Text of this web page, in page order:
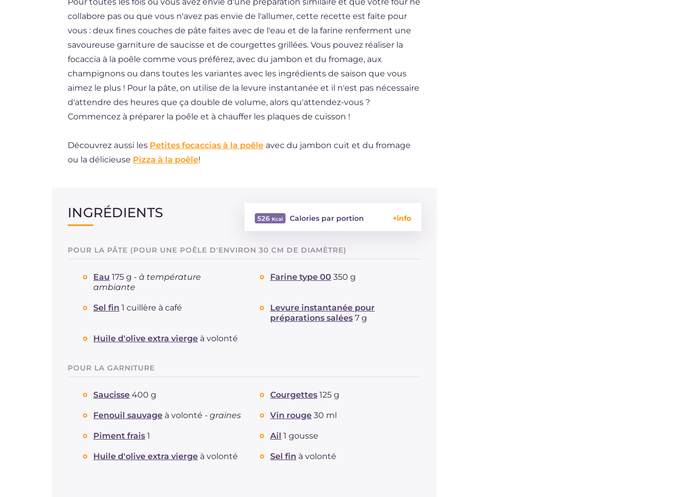
collabore pas ou que vous n'avez pas envie de l'allumer, cette recette est faite pour
vous : deux fines couches de pâte faites avec de l'eau et de la farine renferment une
savoureuse garniture de saucisse et de courgettes grillées. Vous pouvez réaliser la
focaccia à la poêle comme vous préférez, avec du jambon et du fromage, aux
champignons ou dans toutes les variantes avec les ingrédients de saison que vous
aimez le plus ! Pour la pâte, on utilise de la levure instantanée et il n'est pas nécessaire
d'attendre des heures que ça double de volume, alors qu'attendez-vous ?
Commencez à préparer la poêle et à chauffer les plaques de cuisson !
Découvrez aussi les Petites focaccias à la poêle avec du jambon cuit et du fromage
ou la délicieuse Pizza à la poêle!
INGRÉDIENTS 526 Calories par portion
Glucides
Protéine
dont acides gras saturés g
Fibre
POUR LA PÂTE (POUR UNE POÊLE D'ENVIRON 30 CM DE DIAMÈTRE)
Eau 175 g - à température
ambiante
Farine type 00 350 g
Sel fin 1 cuillère à café
Levure instantanée pour
préparations salées 7 g
Huile d'olive extra vierge à volonté
POUR LA GARNITURE
Saucisse 400 g Courgettes 125 g
Fenouil sauvage à volonté - graines Vin rouge 30 ml
Piment frais 1 Ail 1 gousse
Huile d'olive extra vierge à volonté Sel fin à volonté